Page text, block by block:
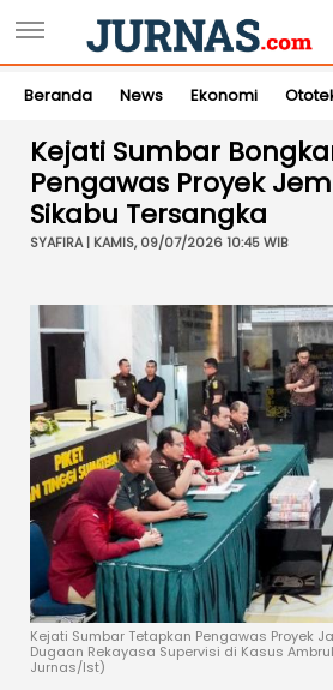
Beranda News Ekonomi
Kejati Sumbar
Pengawas Proyek
Sikabu Tersangka
SYAFIRA | KAMIS, 09/07/2026 10:45 WIB
Kejati Sumbar Tetapkan Pengawas Proyek
Dugaan Rekayasa Supervisi di Kasus
Jurnas/Ist)